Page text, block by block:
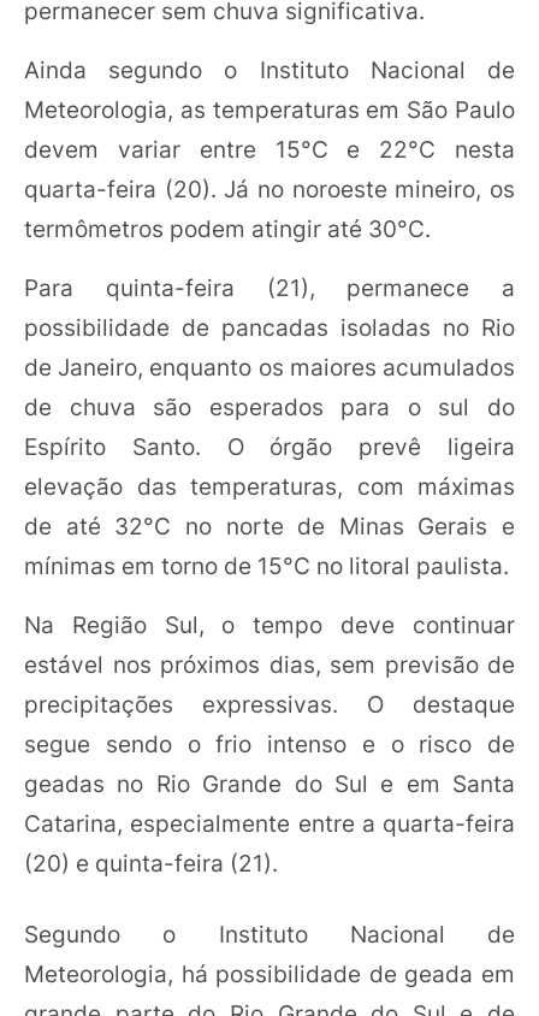
permanecer sem chuva significativa.
Ainda segundo o Instituto Nacional de
Meteorologia, as temperaturas em São Paulo
devem variar entre 15°C e 22°C nesta
quarta-feira (20). Já no noroeste mineiro, os
termômetros podem atingir até 30°C.
Para quinta-feira (21), permanece a
possibilidade de pancadas isoladas no Rio
de Janeiro, enquanto os maiores acumulados
de chuva são esperados para o sul do
Espírito Santo. O órgão prevê ligeira
elevação das temperaturas, com máximas
de até 32°C no norte de Minas Gerais e
mínimas em torno de 15°C no litoral paulista.
Na Região Sul, o tempo deve continuar
estável nos próximos dias, sem previsão de
precipitações expressivas. O destaque
segue sendo o frio intenso e o risco de
geadas no Rio Grande do Sul e em Santa
Catarina, especialmente entre a quarta-feira
(20) e quinta-feira (21).
Segundo o Instituto Nacional de
Meteorologia, há possibilidade de geada em